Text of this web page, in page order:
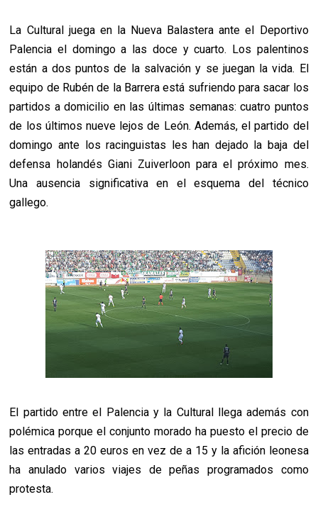
La Cultural juega en la Nueva Balastera ante el Deportivo
Palencia el domingo a las doce y cuarto. Los palentinos
están a dos puntos de la salvación y se juegan la vida. El
equipo de Rubén de la Barrera está sufriendo para sacar los
partidos a domicilio en las últimas semanas: cuatro puntos
de los últimos nueve lejos de León. Además, el partido del
domingo ante los racinguistas les han dejado la baja del
defensa holandés Giani Zuiverloon para el próximo mes.
Una ausencia significativa en el esquema del técnico
gallego.
El partido entre el Palencia y la Cultural llega además con
polémica porque el conjunto morado ha puesto el precio de
las entradas a 20 euros en vez de a 15 y la afición leonesa
ha anulado varios viajes de peñas programados como
protesta.